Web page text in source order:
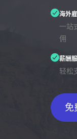
海外
一站
佣
薪酬
轻松
免